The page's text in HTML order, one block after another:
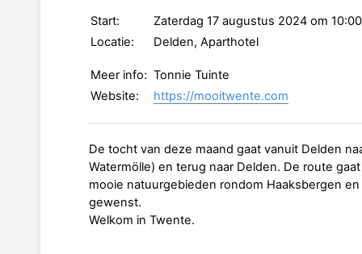
Start:
Zaterdag 17 augustus 2024 om
Locatie:
Delden, Aparthotel
Meer info: Tonnie Tuinte
Website:
https://mooitwente.com
De tocht van deze maand gaat vanuit Delden
Watermölle) en terug naar Delden. De route
mooie natuurgebieden rondom Haaksbergen
gewenst.
Welkom in Twente.